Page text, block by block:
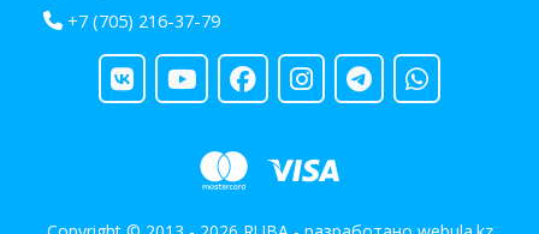
+7 (705) 216-37-79